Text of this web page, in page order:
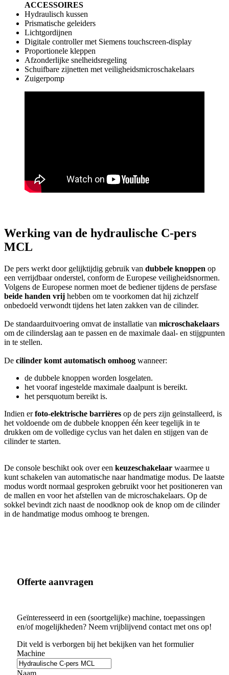
Werking van de hydraulische C-pers
MCL
De pers werkt door gelijktijdig gebruik van dubbele knoppen op
een verrijdbaar onderstel, conform de Europese veiligheidsnormen.
Volgens de Europese normen moet de bediener tijdens de persfase
beide handen vrij hebben om te voorkomen dat hij zichzelf
onbedoeld verwondt tijdens het laten zakken van de cilinder.
De standaarduitvoering omvat de installatie van microschakelaars
om de cilinderslag aan te passen en de maximale daal- en stijgpunten
in te stellen.
De cilinder komt automatisch omhoog wanneer:
de dubbele knoppen worden losgelaten.
het vooraf ingestelde maximale daalpunt is bereikt.
het persquotum bereikt is.
Indien erfoto-elektrische barrières op de pers zijn geïnstalleerd, is
het voldoende om de dubbele knoppen één keer tegelijk in te
drukken om de volledige cyclus van het dalen en stijgen van de
cilinder te starten.
De console beschikt ook over een keuzeschakelaar waarmee u
kunt schakelen van automatische naar handmatige modus. De laatste
modus wordt normaal gesproken gebruikt voor het positioneren van
de mallen en voor het afstellen van de microschakelaars. Op de
sokkel bevindt zich naast de noodknop ook de knop om de cilinder
in de handmatige modus omhoog te brengen.
ACCESSOIRES
Hydraulisch kussen
Prismatische geleiders
Lichtgordijnen
Digitale controller met Siemens touchscreen-display
Proportionele kleppen
Afzonderlijke snelheidsregeling
Schuifbare zijnetten met veiligheidsmicroschakelaars
Zuigerpomp
Offerte aanvragen
Geïnteresseerd in een (soortgelijke) machine, toepassingen
en/of mogelijkheden? Neem vrijblijvend contact met ons op!
Dit veld is verborgen bij het bekijken van het formulier
Machine
Naam